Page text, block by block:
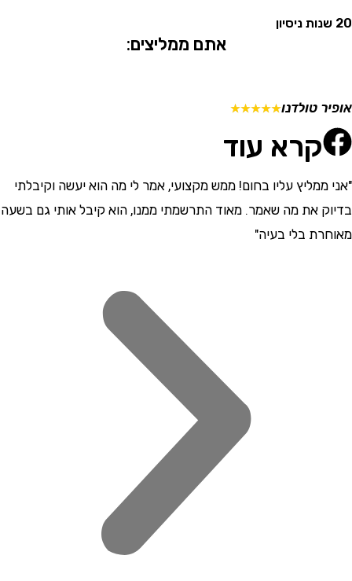
אתם ממליצים:
טולדנו☆
☆
☆
☆
☆
קרא עוד
עליו בחום! ממש מקצועי, אמר לי מה הוא יעשה וקיבלתי
את מה שאמר. מאוד התרשמתי ממנו, הוא קיבל אותי גם בשעה
בלי בעיה"